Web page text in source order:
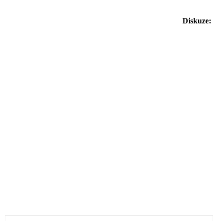
Diskuze: